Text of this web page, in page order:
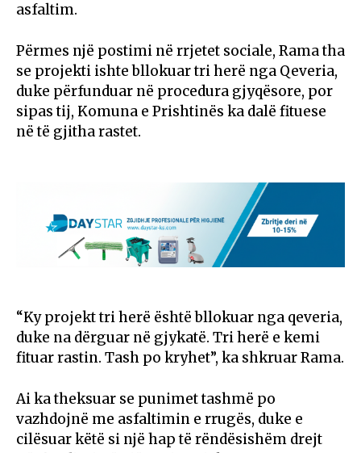
asfaltim.
Përmes një postimi në rrjetet sociale, Rama tha
se projekti ishte bllokuar tri herë nga Qeveria,
duke përfunduar në procedura gjyqësore, por
sipas tij, Komuna e Prishtinës ka dalë fituese
në të gjitha rastet.
“Ky projekt tri herë është bllokuar nga qeveria,
duke na dërguar në gjykatë. Tri herë e kemi
fituar rastin. Tash po kryhet”, ka shkruar Rama.
Ai ka theksuar se punimet tashmë po
vazhdojnë me asfaltimin e rrugës, duke e
cilësuar këtë si një hap të rëndësishëm drejt